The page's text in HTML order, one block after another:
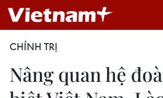
CHÍNH TRỊ
Nâng quan hệ